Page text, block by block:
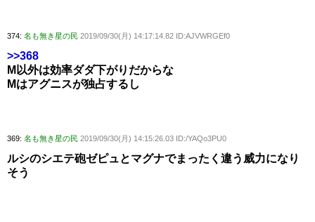
374: 名も無き星の民 2019/09/30(月) 14:17:14.82 ID:AJVWRGEf0
>>368
M以外は効率ダダ下がりだからな
Mはアグニスが独占するし
369: 名も無き星の民 2019/09/30(月) 14:15:26.03 ID:/YAQo3PU0
ルシのシエテ砲ゼピュとマグナでまったく違う威力になり
そう